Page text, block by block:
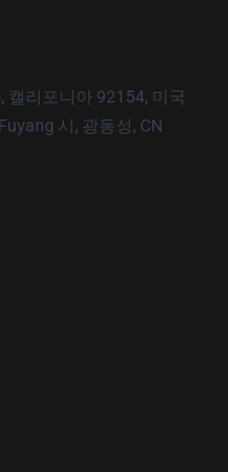
캘리포니아 92154, 미국
시, 광동성, CN